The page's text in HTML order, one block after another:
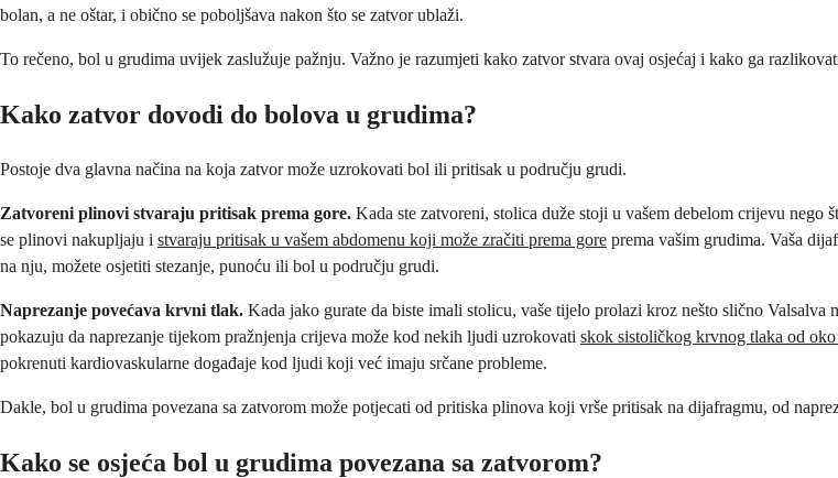
bolan, a ne oštar, i obično se poboljšava nakon što se zatvor ublaži.
To rečeno, bol u grudima uvijek zaslužuje pažnju. Važno je razumjeti kako zatvor stvara ovaj osjećaj i kako ga
Kako zatvor dovodi do bolova u grudima?
Postoje dva glavna načina na koja zatvor može uzrokovati bol ili pritisak u području grudi.
Zatvoreni plinovi stvaraju pritisak prema gore. Kada ste zatvoreni, stolica duže stoji u vašem debelom crijevu
se plinovi nakupljaju i stvaraju pritisak u vašem abdomenu koji može zračiti prema gore prema vašim grudima. Vaša
na nju, možete osjetiti stezanje, punoću ili bol u području grudi.
Naprezanje povećava krvni tlak. Kada jako gurate da biste imali stolicu, vaše tijelo prolazi kroz nešto slično
pokazuju da naprezanje tijekom pražnjenja crijeva može kod nekih ljudi uzrokovati skok sistoličkog krvnog tlaka od
pokrenuti kardiovaskularne događaje kod ljudi koji već imaju srčane probleme.
Dakle, bol u grudima povezana sa zatvorom može potjecati od pritiska plinova koji vrše pritisak na dijafragmu, od
Kako se osjeća bol u grudima povezana sa zatvorom?